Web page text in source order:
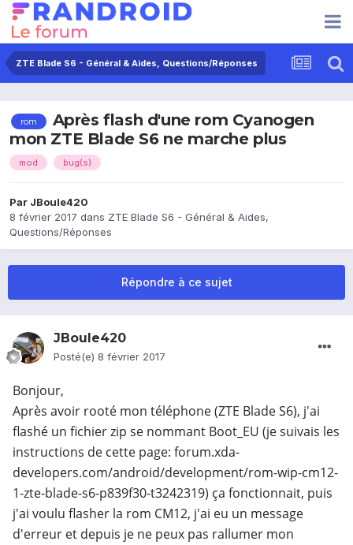
ZTE Blade S6 - Général & Aides, Questions/Réponses
rom
Après flash d'une rom Cyanogen
mon ZTE Blade S6 ne marche plus
mod bug(s)
Par JBoule420
8 février 2017 dans ZTE Blade S6 - Général & Aides,
Questions/Réponses
Répondre à ce sujet
JBoule420
Posté(e) 8 février 2017
Bonjour,
Après avoir rooté mon téléphone (ZTE Blade S6), j'ai
flashé un fichier zip se nommant Boot_EU (je suivais les
instructions de cette page: forum.xda-
developers.com/android/development/rom-wip-cm12-
1-zte-blade-s6-p839f30-t3242319) ça fonctionnait, puis
j'ai voulu flasher la rom CM12, j'ai eu un message
d'erreur et depuis je ne peux pas rallumer mon